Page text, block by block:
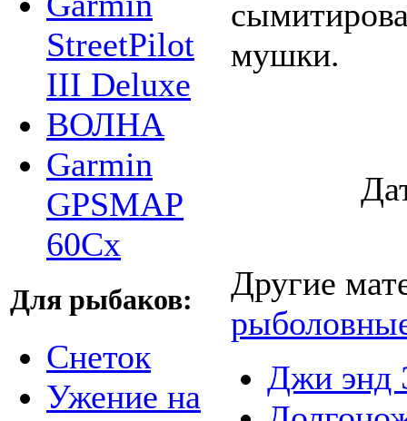
StreetPilot
III Deluxe
ВОЛНА
Garmin
GPSMAP
60Cx
Для рыбаков:
Снеток
Ужение на
мушки.
Другие
Джи энд